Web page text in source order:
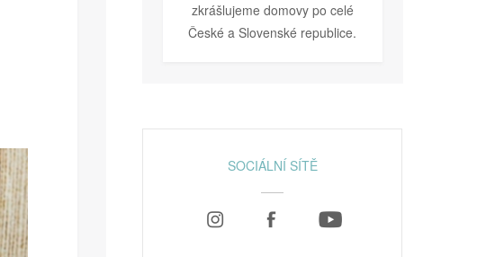
zkrášlujeme domovy po celé
České a Slovenské republice.
SOCIÁLNÍ SÍTĚ